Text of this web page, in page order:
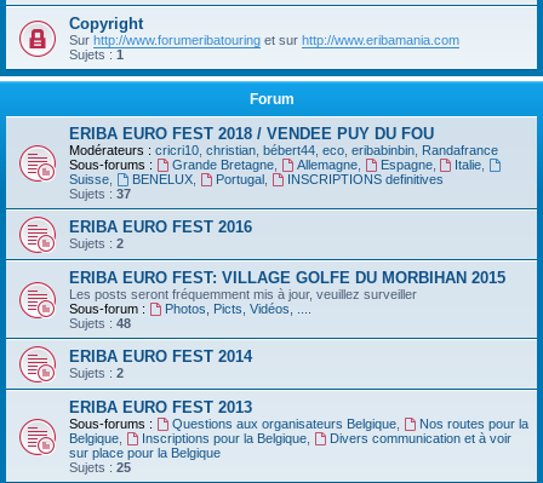
Copyright
Sur http://www.forumeribatouring et sur http://www.eribamania.com
Sujets : 1
Forum
ERIBA EURO FEST 2018 / VENDEE PUY DU FOU
Modérateurs : cricri10 christian bébert44 eco eribabinbin Randafrance
Sous-forums :
Grande Bretagne, Allemagne, Espagne, Italie
Suisse
BENELUX, Portugal,
INSCRIPTIONS definitives
Sujets : 37
ERIBA EURO FEST 2016
Sujets : 2
ERIBA EURO FEST: VILLAGE GOLFE DU MORBIHAN 2015
Les posts seront fréquemment mis à jour, veuillez surveiller
Sous-forum :
Photos, Picts, Vidéos, ....
Sujets : 48
ERIBA EURO FEST 2014
Sujets : 2
ERIBA EURO FEST 2013
Sous-forums : Questions aux organisateurs Belgique,
Nos routes pour la
Belgique
Inscriptions pour la Belgique,
Divers communication et à voir
sur place pour la Belgique
Sujets : 25